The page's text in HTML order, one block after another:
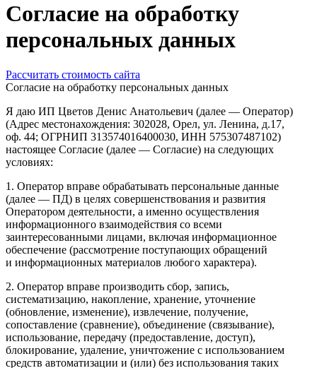
Согласие на обработку
персональных данных
Рассчитать стоимость сайта
Согласие на обработку персональных данных
Я даю ИП Цветов Денис Анатольевич (далее — Оператор)
(Адрес местонахождения: 302028, Орел, ул. Ленина, д.17,
оф. 44; ОГРНИП 313574016400030, ИНН 575307487102)
настоящее Согласие (далее — Согласие) на следующих
условиях:
1. Оператор вправе обрабатывать персональные данные
(далее — ПД) в целях совершенствования и развития
Оператором деятельности, а именно осуществления
информационного взаимодействия со всеми
заинтересованными лицами, включая информационное
обеспечение (рассмотрение поступающих обращений
и информационных материалов любого характера).
2. Оператор вправе производить сбор, запись,
систематизацию, накопление, хранение, уточнение
(обновление, изменение), извлечение, получение,
сопоставление (сравнение), объединение (связывание),
использование, передачу (предоставление, доступ),
блокирование, удаление, уничтожение с использованием
средств автоматизации и (или) без использования таких